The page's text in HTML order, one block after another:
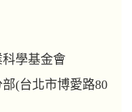
學基金會
(台北市博愛路80